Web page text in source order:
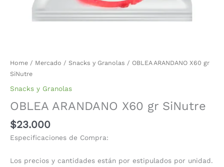
Home / Mercado / Snacks y Granolas / OBLEA ARANDANO X60 gr
SiNutre
Snacks y Granolas
OBLEA ARANDANO X60 gr SiNutre
$23.000
Especificaciones de Compra:
Los precios y cantidades están por estipulados por unidad.